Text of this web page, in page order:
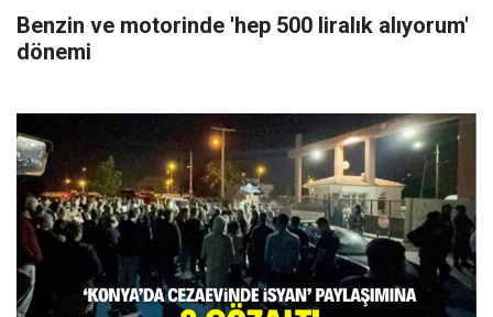
Benzin ve motorinde 'hep 500 liralık alıyorum'
dönemi